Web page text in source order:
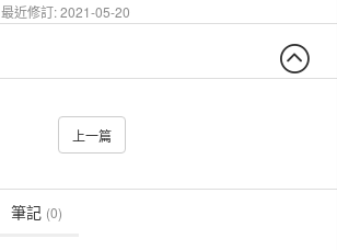
最近修訂: 2021-05-20
上一篇
筆記 (0)